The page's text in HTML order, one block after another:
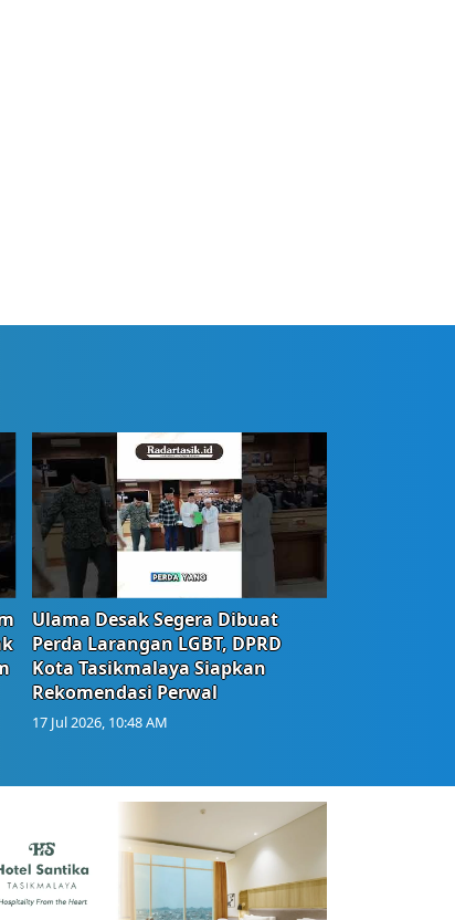
Ulama Desak Segera Dibuat
Perda Larangan LGBT, DPRD
Kota Tasikmalaya Siapkan
Rekomendasi Perwal
17 Jul 2026, 10:48 AM